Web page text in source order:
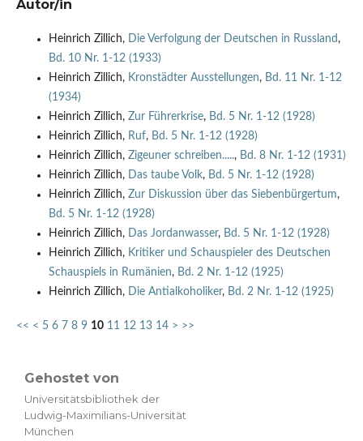
Autor/in
Heinrich Zillich, Die Verfolgung der Deutschen in Russland ,
Bd. 10 Nr. 1-12 (1933)
Heinrich Zillich, Kronstädter Ausstellungen, Bd. 11 Nr. 1-12
(1934)
Heinrich Zillich, Zur Führerkrise, Bd. 5 Nr. 1-12 (1928)
Heinrich Zillich, Ruf, Bd. 5 Nr. 1-12 (1928)
Heinrich Zillich, Zigeuner schreiben....., Bd. 8 Nr. 1-12 (1931)
Heinrich Zillich,
Das taube Volk, Bd. 5 Nr. 1-12 (1928)
Heinrich Zillich, Zur Diskussion über das Siebenbürgertum,
Bd. 5 Nr. 1-12 (1928)
Heinrich Zillich,
Das Jordanwasser, Bd. 5 Nr. 1-12 (1928)
Heinrich Zillich, Kritiker und Schauspieler des Deutschen
Schauspiels in Rumänien, Bd. 2 Nr. 1-12 (1925)
Heinrich Zillich,
Die Antialkoholiker, Bd. 2 Nr. 1-12 (1925)
<< < 5 6 7 8 9 10 11 12 13 14 > >>
Gehostet von
Universitätsbibliothek der
Ludwig-Maximilians-Universität
München